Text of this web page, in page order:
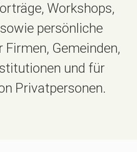
Workshops,
persönliche
Firmen, Gemeinden,
und für
Privatpersonen.